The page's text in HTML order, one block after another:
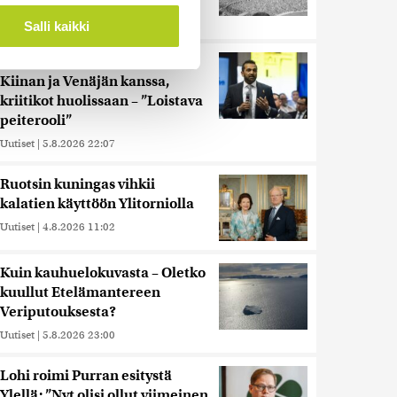
. Voit muuttaa
tukemiseen
alan
tietoja muihin tietoihin, joita
siirtää ulkomaille.
Salli kaikki
Uutiset | 5.8.2026 21:41
Kiinan ja Venäjän kanssa,
kriitikot huolissaan – ”Loistava
peiterooli”
Uutiset | 5.8.2026 22:07
Ruotsin kuningas vihkii
kalatien käyttöön Ylitorniolla
Uutiset | 4.8.2026 11:02
Kuin kauhuelokuvasta – Oletko
kuullut Etelämantereen
Veriputouksesta?
Uutiset | 5.8.2026 23:00
Lohi roimi Purran esitystä